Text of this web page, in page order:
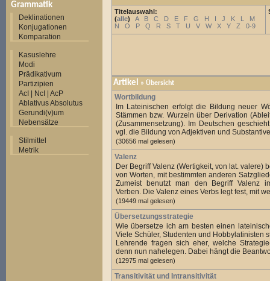
Grammatik
Deklinationen
Konjugationen
Komparation
Kasuslehre
Modi
Prädikativum
Partizipien
AcI | NcI | AcP
Ablativus Absolutus
Gerundi(v)um
Nebensätze
Stilmittel
Metrik
Titelauswahl:
(alle) A B C D E F G H I J K L
M
N
O P Q R S T U V W X Y Z 0-9
Artikel » Übersicht
Wortbildung
Im Lateinischen erfolgt die Bildung neuer
Stämmen bzw. Wurzeln über Derivation
(Zusammensetzung). Im Deutschen
vgl. die Bildung von Adjektiven und
(30656 mal gelesen)
Valenz
Der Begriff Valenz (Wertigkeit, von lat. valere)
von Worten, mit bestimmten anderen
Zumeist benutzt man den Begriff Valenz
Verben. Die Valenz eines Verbs legt fest, mit
(19449 mal gelesen)
Übersetzungsstrategie
Wie übersetze ich am besten einen
Viele Schüler, Studenten und Hobbylatinisten
Lehrende fragen sich eher, welche
denn nun nahelegen. Dabei hängt die
(12975 mal gelesen)
Transitivität und Intransitivität